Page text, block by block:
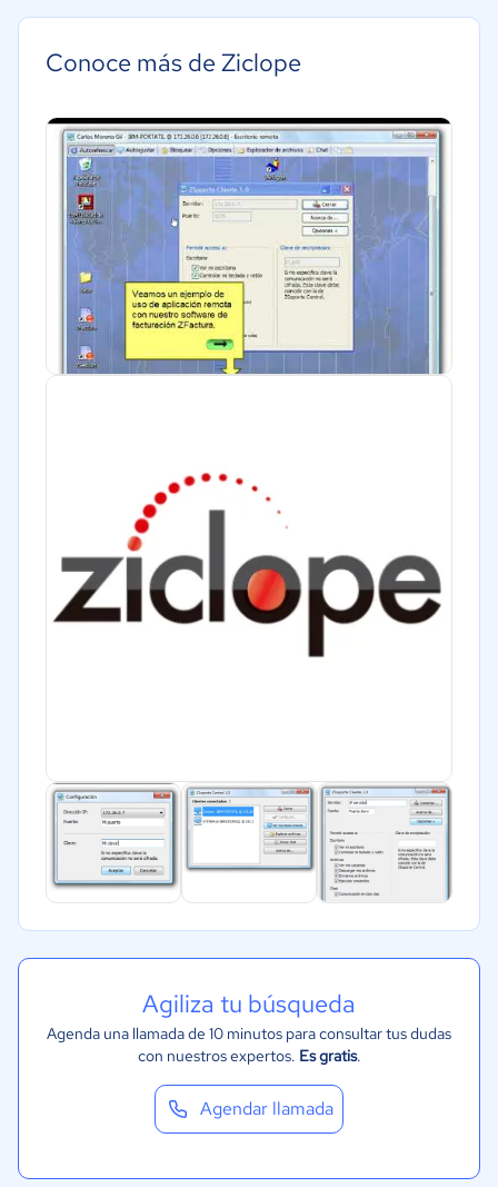
Conoce más de Ziclope
Agiliza tu búsqueda
Agenda una llamada de 10 minutos para consultar tus dudas
con nuestros expertos. Es gratis.
Agendar llamada